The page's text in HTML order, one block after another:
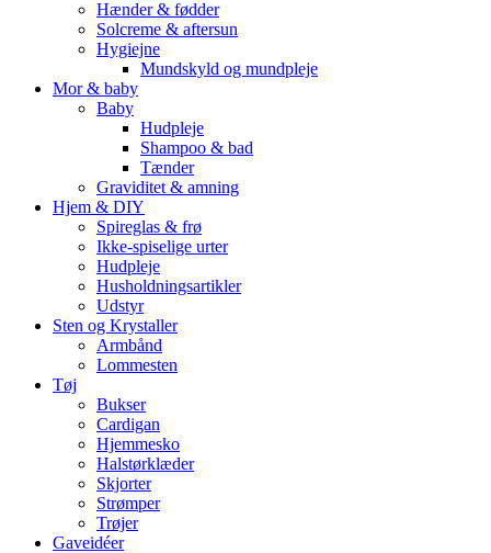
Hænder & fødder
Solcreme & aftersun
Hygiejne
Mundskyld og mundpleje
Mor & baby
Baby
Hudpleje
Shampoo & bad
Tænder
Graviditet & amning
Hjem & DIY
Spireglas & frø
Ikke-spiselige urter
Hudpleje
Husholdningsartikler
Udstyr
Sten og Krystaller
Armbånd
Lommesten
Tøj
Bukser
Cardigan
Hjemmesko
Halstørklæder
Skjorter
Strømper
Trøjer
Gaveidéer